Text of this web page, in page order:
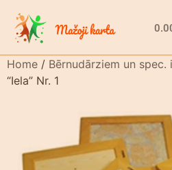
Home / Bērnudārziem un spec.
“Iela” Nr. 1